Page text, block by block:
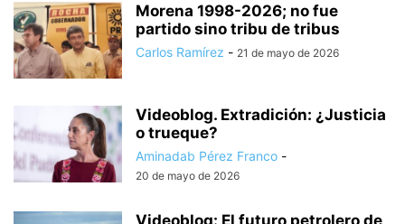
Morena 1998-2026; no fue
partido sino tribu de tribus
Carlos Ramírez - 21 de mayo de 2026
Videoblog. Extradición: ¿Justicia
o trueque?
Aminadab Pérez Franco -
20 de mayo de 2026
Videoblog: El futuro petrolero de